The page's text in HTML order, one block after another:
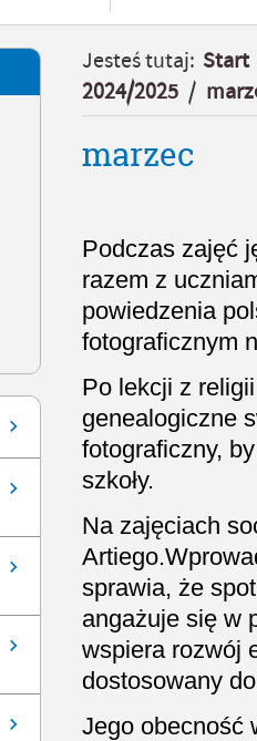
Jesteś tutaj: Start
2024/2025 /
marzec
Podczas zajęć
razem z
powiedzenia
fotograficznym
Po lekcji z
genealogiczne
fotograficzny,
szkoły.
Na zajęciach
Artiego.
sprawia, że
angażuje się w
wspiera rozwój
dostosowany
Jego obecność